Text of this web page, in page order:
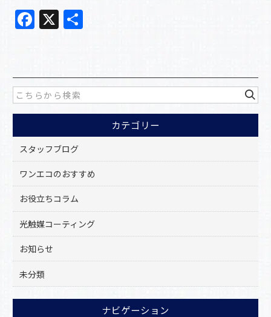
F
a
e
b
o
o
k
X
カテゴリー
スタッフブログ
ワンエコのおすすめ
お役立ちコラム
光触媒コーティング
お知らせ
未分類
ナビゲーション